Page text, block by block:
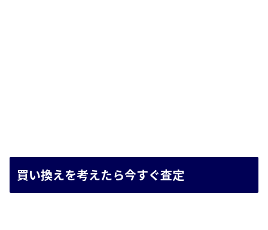
買い換えを考えたら今すぐ査定